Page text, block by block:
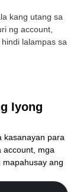
kang utang sa
ng account,
lalampas sa
Iyong
kasanayan para
account, mga
ang